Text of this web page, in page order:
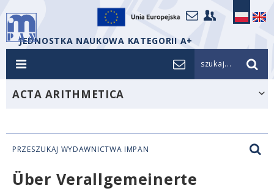
JEDNOSTKA NAUKOWA KATEGORII A+
szukaj...
ACTA ARITHMETICA
PRZESZUKAJ WYDAWNICTWA IMPAN
Über Verallgemeinerte